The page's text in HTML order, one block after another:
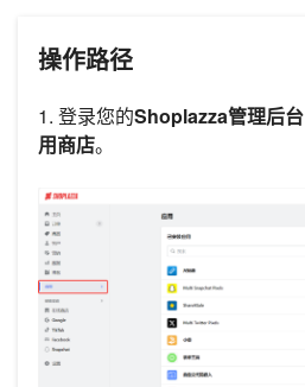
操作路径
1. 登录您的Shoplazza管理后台
用商店。